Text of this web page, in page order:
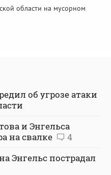
области на мусорном
об угрозе атаки
и Энгельса
на свалке
4
Энгельс пострадал